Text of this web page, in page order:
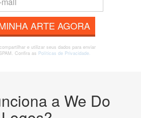
ARTE AGORA
e utilizar seus dados para enviar
Confira as Políticas de Privacidade.
a We Do